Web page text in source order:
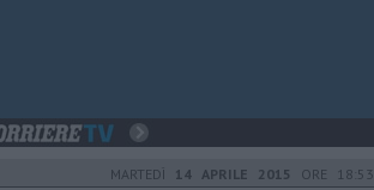
MARTEDÌ 14 APRILE 2015 ORE 18:53